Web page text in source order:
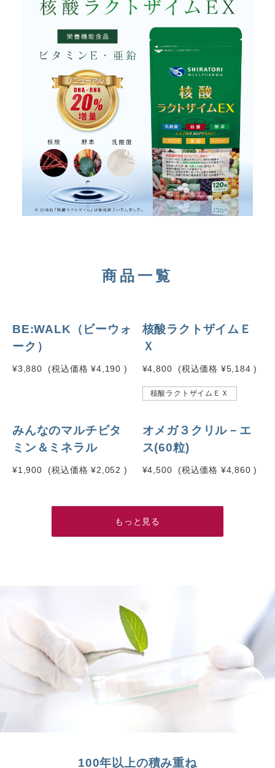
商品一覧
BE:WALK（ビーウォ
ーク）
¥3,880 (税込価格 ¥4,190 )
NEW
核酸ラクトザイムＥ
Ｘ
¥4,800 (税込価格 ¥5,184 )
核酸ラクトザイムＥＸ
NEW
みんなのマルチビタ
ミン＆ミネラル
¥1,900 (税込価格 ¥2,052 )
オメガ３クリル－エ
ス(60粒)
¥4,500 (税込価格 ¥4,860 )
もっと見る
100年以上の積み重ね